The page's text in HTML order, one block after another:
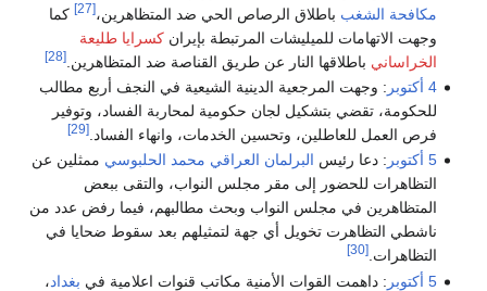
مكافحة الشغب باطلاق الرصاص الحي ضد المتظاهرين،[27]
كما
وجهت الاتهامات للميليشات المرتبطة بإيرانكسرايا طليعة
الخراساني باطلاقها النار عن طريق القناصة ضد المتظاهرين.[28]
4 أكتوبر
: وجهت المرجعية الدينية الشيعية في النجف أربع مطالب
للحكومة، تقضي بتشكيل لجان حكومية لمحاربة الفساد، وتوفير
فرص العمل للعاطلين، وتحسين الخدمات، وانهاء الفساد.[29]
5 أكتوبر : دعا رئيس البرلمان العراقي محمد الحلبوسي ممثلين عن
التظاهرات للحضور إلى مقر مجلس النواب، والتقى ببعض
المتظاهرين في مجلس النواب وبحث مطالبهم، فيما رفض عدد من
ناشطي التظاهرت تخويل أي جهة لتمثيلهم بعد سقوط ضحايا في
التظاهرات.[30]
5 أكتوبر : داهمت القوات الأمنية مكاتب قنوات اعلامية في بغداد،